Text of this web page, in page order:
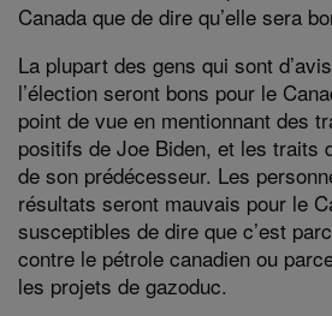
Canada que de dire qu’elle sera
La plupart des gens qui sont
l’élection seront bons pour le
point de vue en mentionnant des
positifs de Joe Biden, et les traits
de son prédécesseur. Les
résultats seront mauvais pour le
susceptibles de dire que c’est
contre le pétrole canadien ou
les projets de gazoduc.